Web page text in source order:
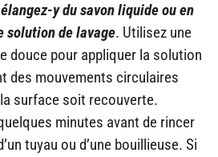
y du savon liquide ou en
solution de lavage. Utilisez une
douce pour appliquer la solution
des mouvements circulaires
surface soit recouverte.
minutes avant de rincer
tuyau ou d’une bouillieuse. Si